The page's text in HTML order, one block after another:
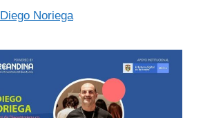
Diego Noriega